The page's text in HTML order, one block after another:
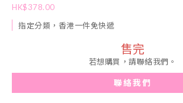
HK$378.00
指定分類，香港一件免快遞
售完
若想購買，請聯絡我們。
聯絡我們